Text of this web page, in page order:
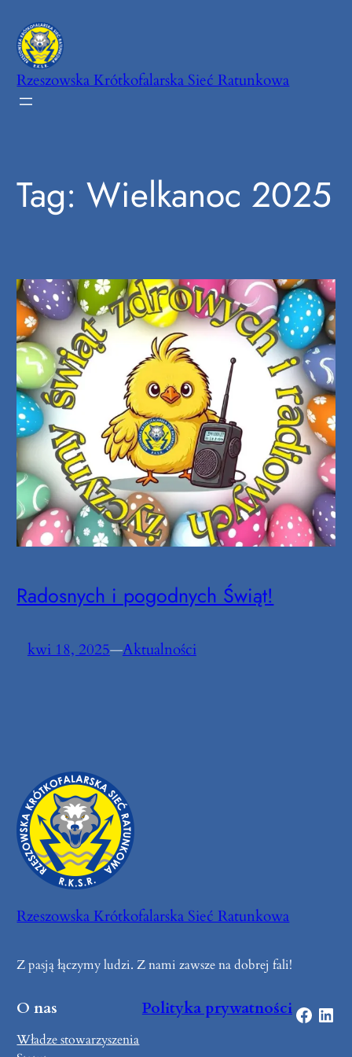
do
treści
Rzeszowska Krótkofalarska Sieć Ratunkowa
Tag:Wielkanoc 2025
Radosnych i pogodnych Świąt!
kwi 18, 2025—Aktualności
Rzeszowska Krótkofalarska Sieć Ratunkowa
Z pasją łączymy ludzi. Z nami zawsze na dobrej fali!
O nas
Władze stowarzyszenia
Polityka prywatnościFacebook LinkedIn